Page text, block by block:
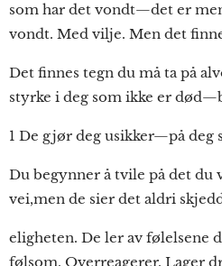
som har det vondt—det er
vondt. Med vilje. Men det
Det finnes tegn du må ta på
styrke i deg som ikke er
1 De gjør deg usikker—på deg
Du begynner å tvile på det du
vei,men de sier det aldri
eligheten. De ler av følelsene
følsom. Overreagerer. Lager